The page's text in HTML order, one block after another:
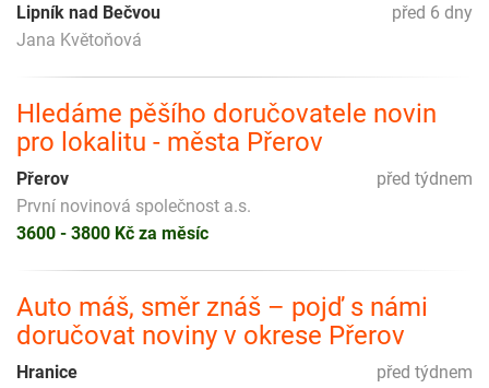
před 6 dny
Lipník nad Bečvou
Jana Květoňová
Hledáme pěšího doručovatele novin
pro lokalitu - města Přerov
před týdnem
Přerov
První novinová společnost a.s.
3600 - 3800 Kč za měsíc
Auto máš, směr znáš – pojď s námi
doručovat noviny v okrese Přerov
před týdnem
Hranice